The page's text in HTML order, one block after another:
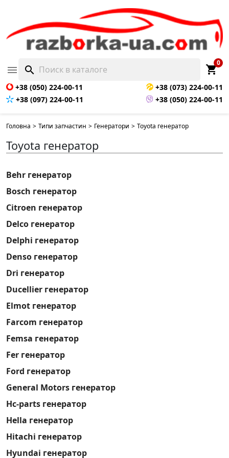
 search shopping_cart
0
+38 (050) 224-00-11
+38 (073) 224-00-11
+38 (097) 224-00-11
+38 (050) 224-00-11
Головна > Типи запчастин > Генератори > Toyota генератор
Toyota генератор
Behr генератор
Bosch генератор
Citroen генератор
Delco генератор
Delphi генератор
Denso генератор
Dri генератор
Ducellier генератор
Elmot генератор
Farcom генератор
Femsa генератор
Fer генератор
Ford генератор
General Motors генератор
Hc-parts генератор
Hella генератор
Hitachi генератор
Hyundai генератор